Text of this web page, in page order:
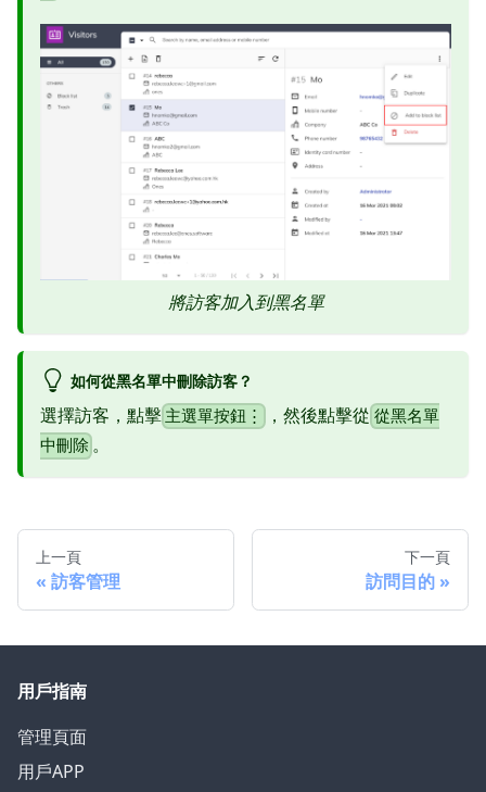
將訪客加入到黑名單
如何從黑名單中刪除訪客？
選擇訪客，點擊 主選單按鈕⋮ ，然後點擊從 從黑名單
中刪除 。
上一頁
訪客管理
下一頁
訪問目的
用戶指南
管理頁面
用戶APP